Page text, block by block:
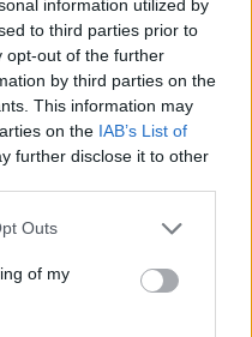
information utilized by
to third parties prior to
opt-out of the further
by third parties on the
This information may
on the IAB’s List of
further disclose it to other
one or more Google
You may click to
its third-party tags to
in below Google
Outs
of my
vs